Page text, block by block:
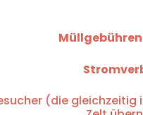
Müllgebühren
(die gleichzeitig